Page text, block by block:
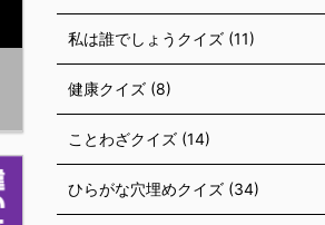
私は誰でしょうクイズ (11)
健康クイズ (8)
ことわざクイズ (14)
ひらがな穴埋めクイズ (34)